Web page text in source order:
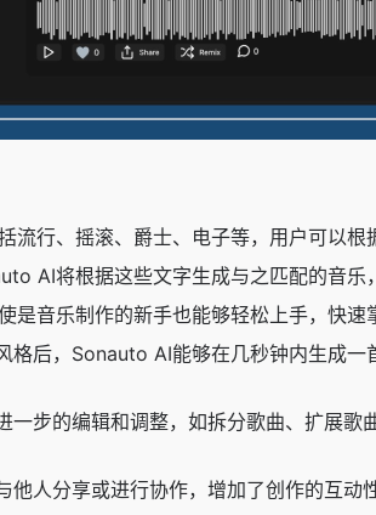
流行、摇滚、爵士、电子等，用户可以根
AI将根据这些文字生成与之匹配的音乐
音乐制作的新手也能够轻松上手，快速
格后，Sonauto AI能够在几秒钟内生成
一步的编辑和调整，如拆分歌曲、扩展
人分享或进行协作，增加了创作的互动